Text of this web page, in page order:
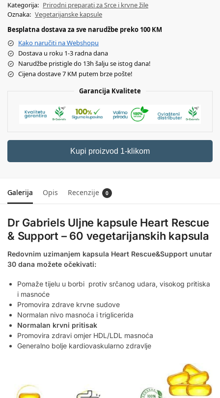
Kategorija: Prirodni preparati za Srce i krvne žile
Oznaka: Vegetarijanske kapsule
Besplatna dostava za sve narudžbe preko 100 KM
Kako naručiti na Webshopu
Dostava u roku 1-3 radna dana
Narudžbe pristigle do 13h šalju se istog dana!
Cijena dostave 7 KM putem brze pošte!
Garancija Kvalitete
Kupi proizvod 1-klikom
Galerija Opis Recenzije 0
Dr Gabriels Uljne kapsule Heart Rescue
& Support – 60 vegetarijanskih kapsula
Redovnim uzimanjem kapsula Heart Rescue&Support unutar
30 dana možete očekivati:
Pomaže tijelu u borbi protiv srčanog udara, visokog pritiska
i masnoće
Promovira zdrave krvne sudove
Normalan nivo masnoća i triglicerida
Normalan krvni pritisak
Promovira zdravi omjer HDL/LDL masnoća
Generalno bolje kardiovaskularno zdravlje